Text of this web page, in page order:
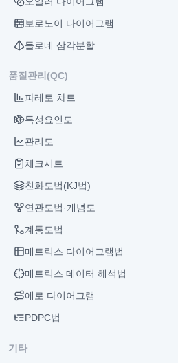
보로노이 다이어그램
들로네 삼각분할
품질관리(QC)
파레토 차트
특성요인도
관리도
체크시트
친화도법(KJ법)
연관도법·개념도
계통도법
매트릭스 다이어그램법
매트릭스 데이터 해석법
애로 다이어그램
PDPC법
기타